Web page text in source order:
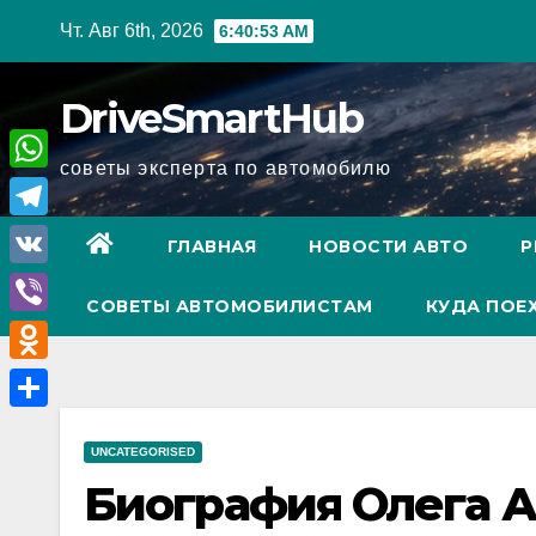
Чт. Авг 6th, 2026 6:40:54 AM
DriveSmartHub
советы эксперта по автомобилю
ГЛАВНАЯ НОВОСТИ АВТО
СОВЕТЫ АВТОМОБИЛИСТАМ КУДА
UNCATEGORISED
Биография Олега
W
h
a
A
T
e
l
e
g
V
K
V
i
b
O